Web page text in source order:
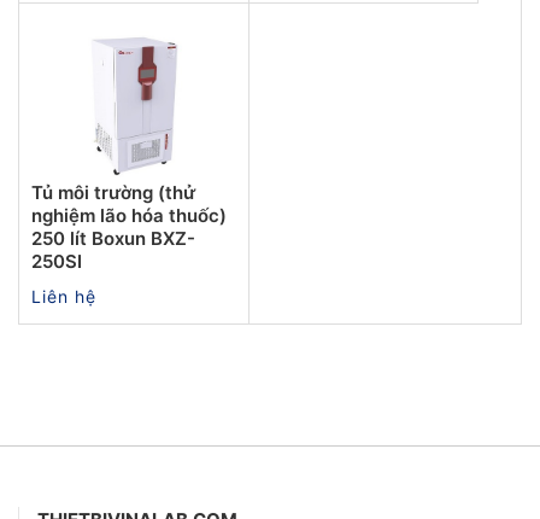
Tủ môi trường (thử
nghiệm lão hóa thuốc)
250 lít Boxun BXZ-
250SI
Liên hệ